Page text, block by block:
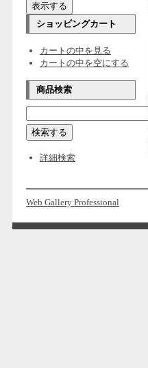
ショッピングカート
カートの中を見る
カートの中を空にする
商品検索
詳細検索
Web Gallery Professional